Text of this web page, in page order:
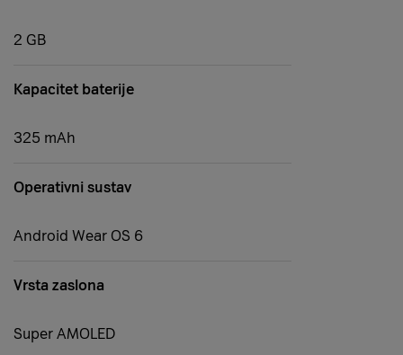
2 GB
Kapacitet baterije
325 mAh
Operativni sustav
Android Wear OS 6
Vrsta zaslona
Super AMOLED